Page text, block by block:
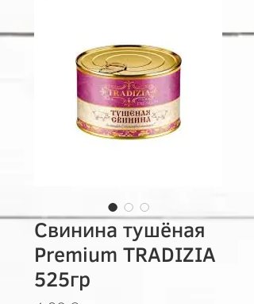
Свинина тушёная
Premium TRADIZIA
525гр